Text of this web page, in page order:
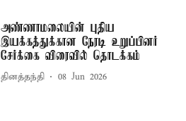
அண்ணாமலையின் புதிய
இயக்கத்துக்கான நேரடி உறுப்பினர்
சேர்க்கை விரைவில் தொடக்கம்
தினத்தந்தி 08 Jun 2026